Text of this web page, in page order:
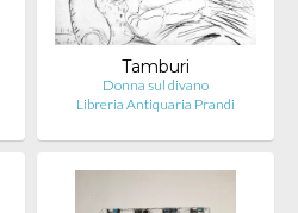
Tamburi
Donna sul divano
Libreria Antiquaria Prandi